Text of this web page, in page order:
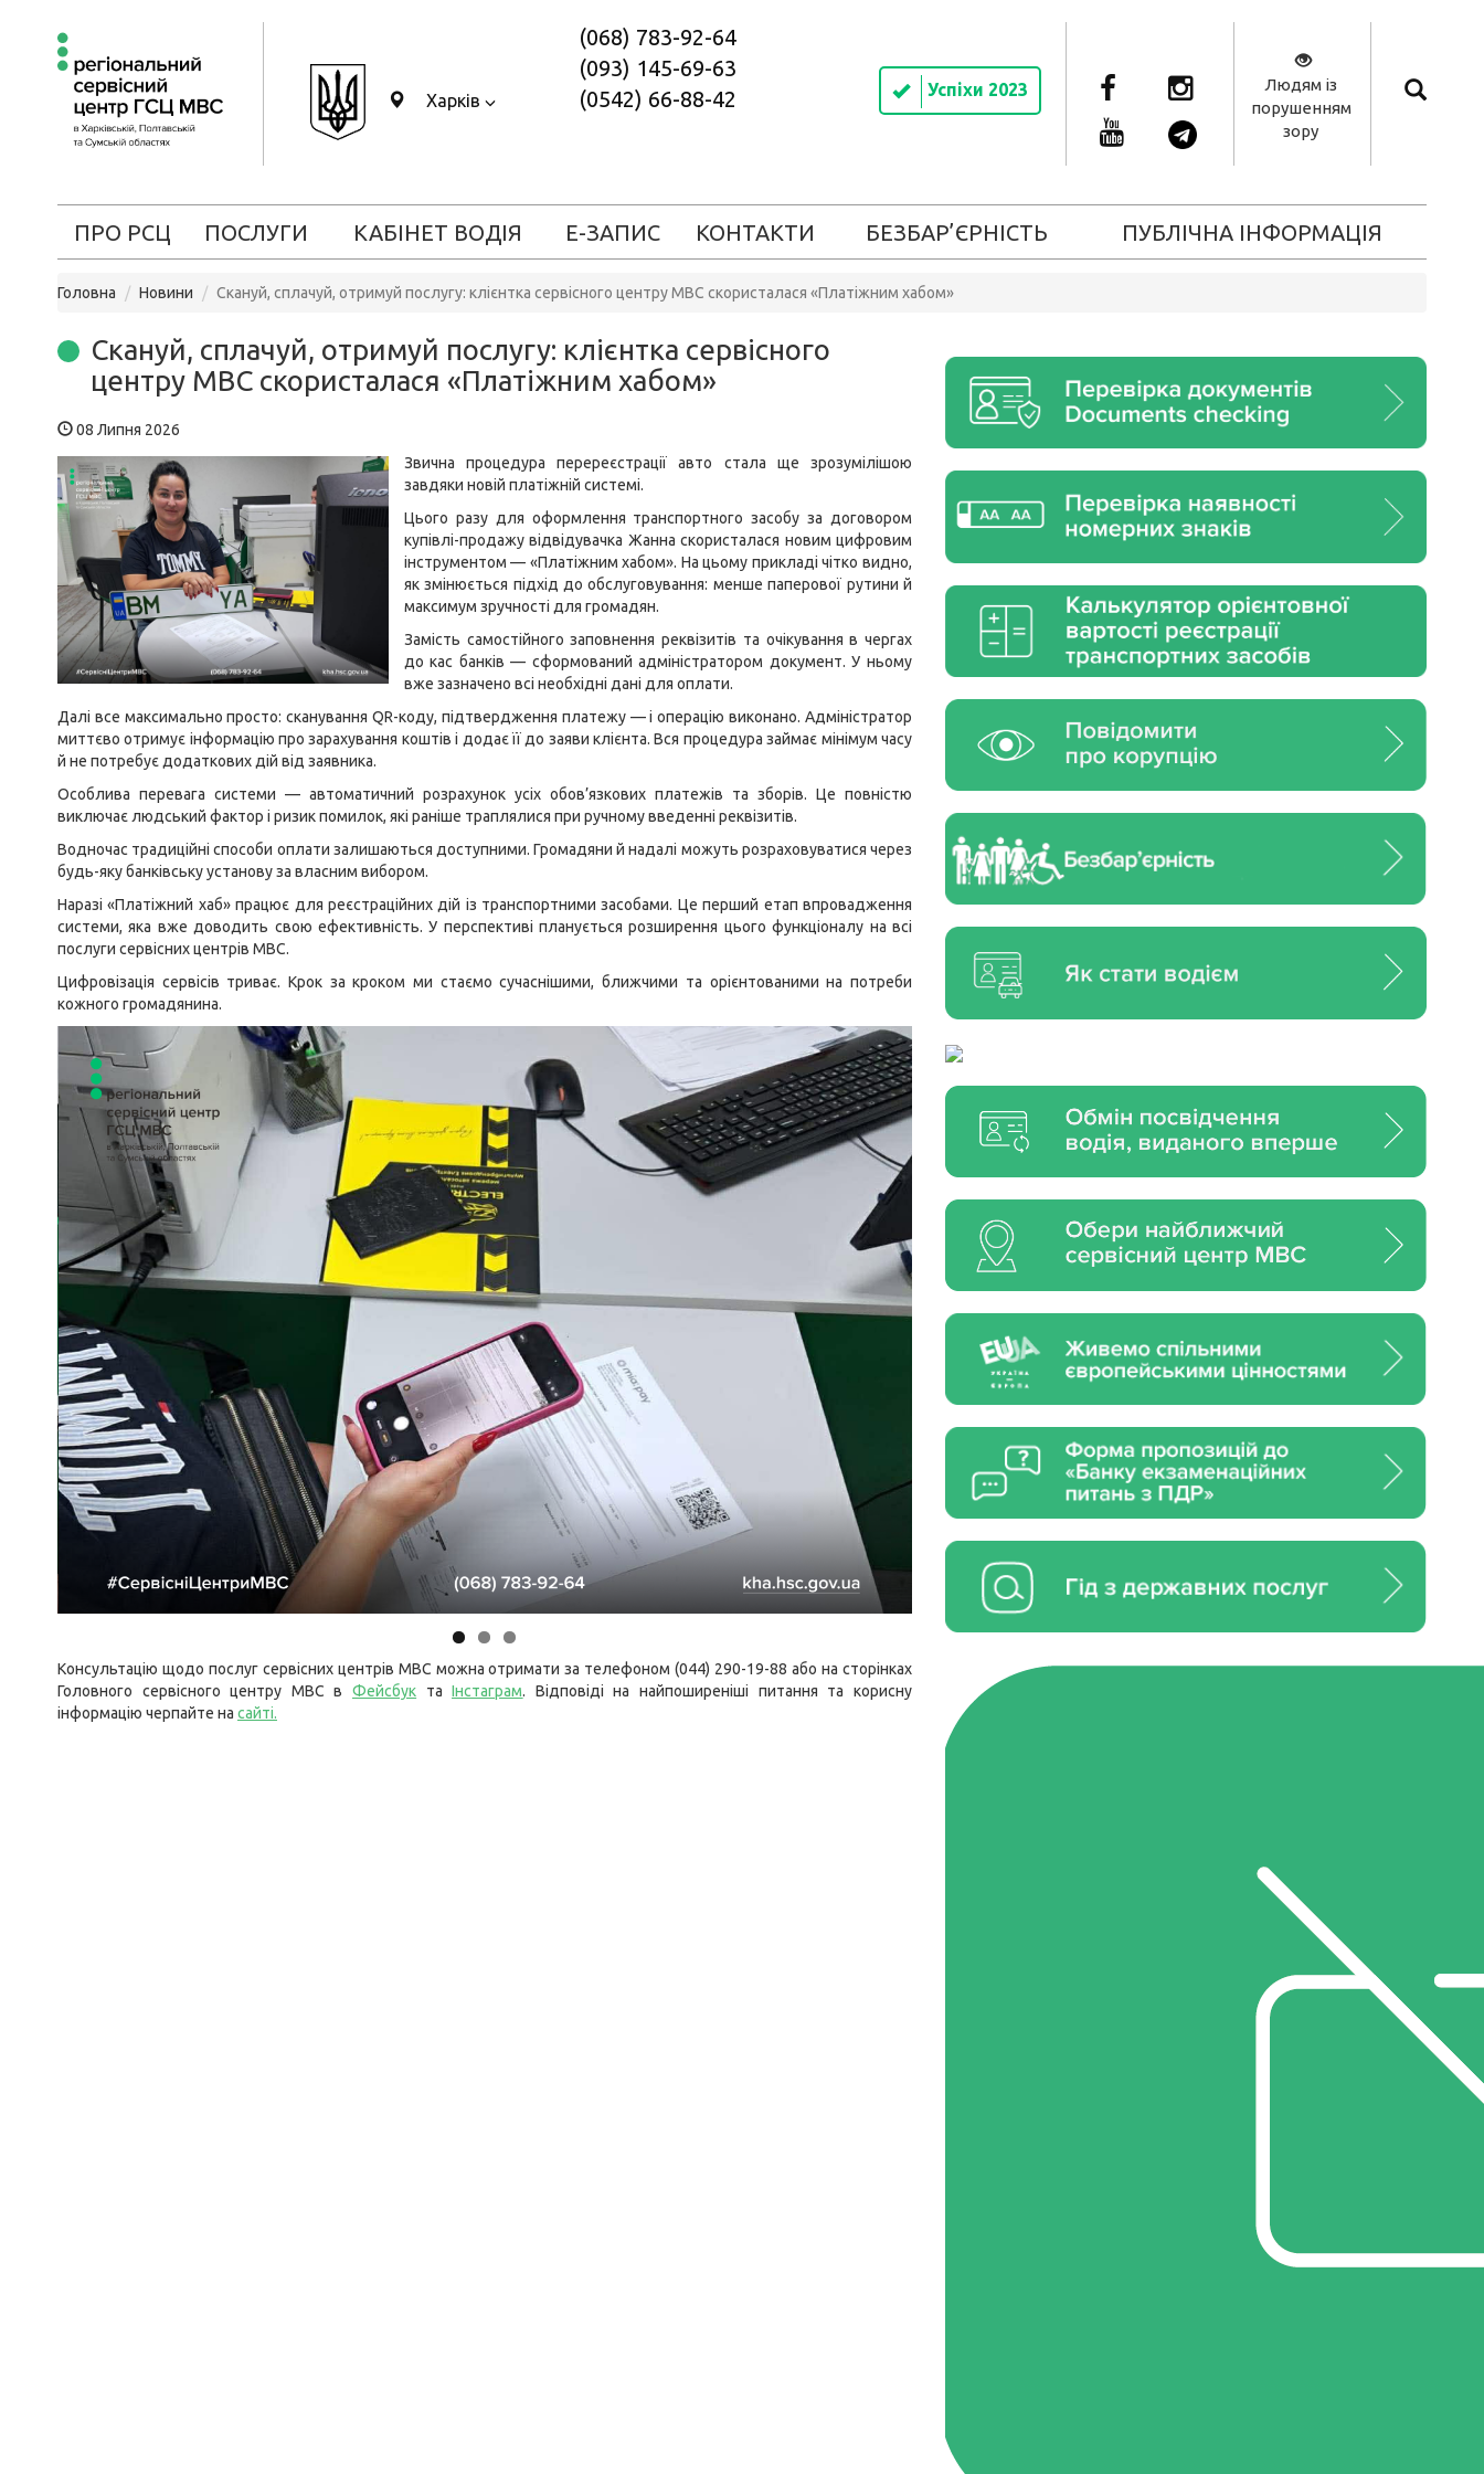
Харків
(068) 783-92-64
(093) 145-69-63
(0542) 66-88-42
Успіхи 2023
Людям із
порушенням
зору
ПРО РСЦ ПОСЛУГИ КАБІНЕТ ВОДІЯ Е-ЗАПИС КОНТАКТИ БЕЗБАР’ЄРНІСТЬ ПУБЛІЧНА ІНФОРМАЦІЯ
Головна Новини Скануй, сплачуй, отримуй послугу: клієнтка сервісного центру МВС скористалася «Платіжним хабом»
Скануй, сплачуй, отримуй послугу: клієнтка сервісного
центру МВС скористалася «Платіжним хабом»
08 Липня 2026
Звична процедура перереєстрації авто стала ще зрозумілішою
завдяки новій платіжній системі.
Цього разу для оформлення транспортного засобу за договором
купівлі-продажу відвідувачка Жанна скористалася новим цифровим
інструментом — «Платіжним хабом». На цьому прикладі чітко видно,
як змінюється підхід до обслуговування: менше паперової рутини й
максимум зручності для громадян.
Замість самостійного заповнення реквізитів та очікування в чергах
до кас банків — сформований адміністратором документ. У ньому
вже зазначено всі необхідні дані для оплати.
Далі все максимально просто: сканування QR-коду, підтвердження платежу — і операцію виконано. Адміністратор
миттєво отримує інформацію про зарахування коштів і додає її до заяви клієнта. Вся процедура займає мінімум часу
й не потребує додаткових дій від заявника.
Особлива перевага системи — автоматичний розрахунок усіх обов’язкових платежів та зборів. Це повністю
виключає людський фактор і ризик помилок, які раніше траплялися при ручному введенні реквізитів.
Водночас традиційні способи оплати залишаються доступними. Громадяни й надалі можуть розраховуватися через
будь-яку банківську установу за власним вибором.
Наразі «Платіжний хаб» працює для реєстраційних дій із транспортними засобами. Це перший етап впровадження
системи, яка вже доводить свою ефективність. У перспективі планується розширення цього функціоналу на всі
послуги сервісних центрів МВС.
Цифровізація сервісів триває. Крок за кроком ми стаємо сучаснішими, ближчими та орієнтованими на потреби
кожного громадянина.
Консультацію щодо послуг сервісних центрів МВС можна отримати за телефоном (044) 290-19-88 або на сторінках
Головного сервісного центру МВС вФейсбук таІнстаграм. Відповіді на найпоширеніші питання та корисну
інформацію черпайте на сайті.